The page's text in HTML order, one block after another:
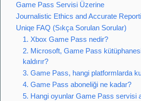
Game Pass Servisi Üzerine
Journalistic Ethics and Accurate
Uniqe FAQ (Sıkça Sorulan Sorular)
1. Xbox Game Pass nedir?
2. Microsoft, Game Pass
kaldırır?
3. Game Pass, hangi platformlarda
4. Game Pass aboneliği ne kadar?
5. Hangi oyunlar Game Pass servisi